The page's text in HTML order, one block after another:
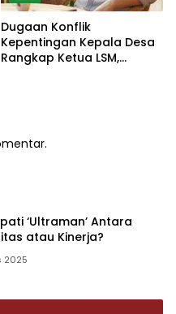
Dugaan Konflik
Kepentingan Kepala Desa
Rangkap Ketua LSM,
‘Ultraman’ Antara
atau Kinerja?
2025